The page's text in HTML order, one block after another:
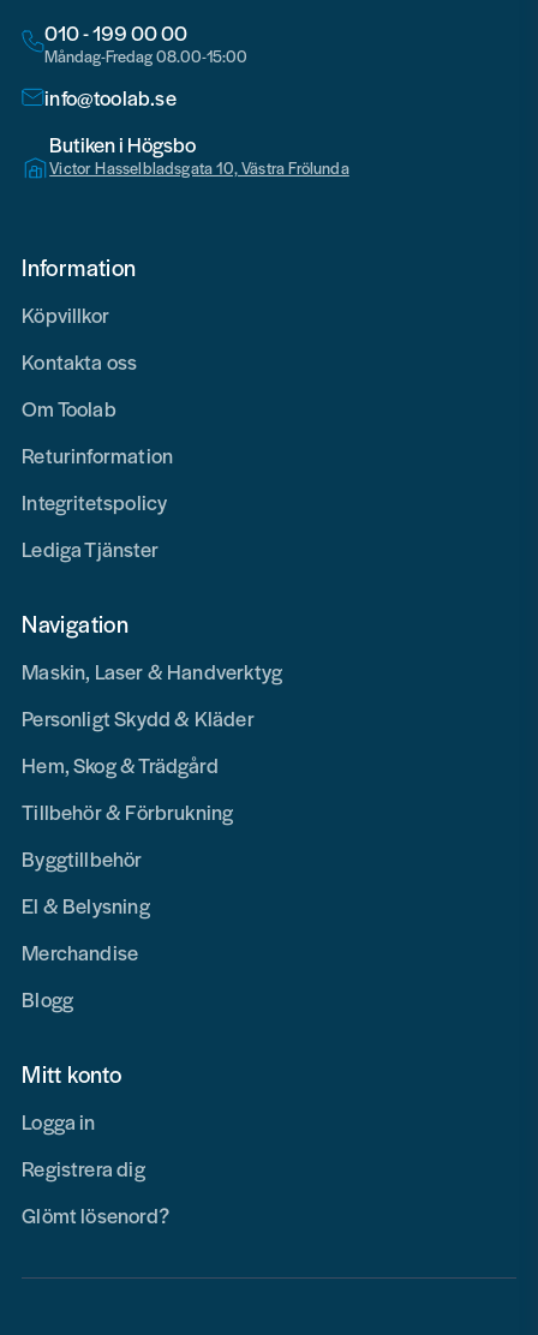
010 - 199 00 00
Måndag-Fredag 08.00-15:00
info@toolab.se
Butiken i Högsbo
Victor Hasselbladsgata 10, Västra Frölunda
Information
Köpvillkor
Kontakta oss
Om Toolab
Returinformation
Integritetspolicy
Lediga Tjänster
Navigation
Maskin, Laser & Handverktyg
Personligt Skydd & Kläder
Hem, Skog & Trädgård
Tillbehör & Förbrukning
Byggtillbehör
El & Belysning
Merchandise
Blogg
Mitt konto
Logga in
Registrera dig
Glömt lösenord?